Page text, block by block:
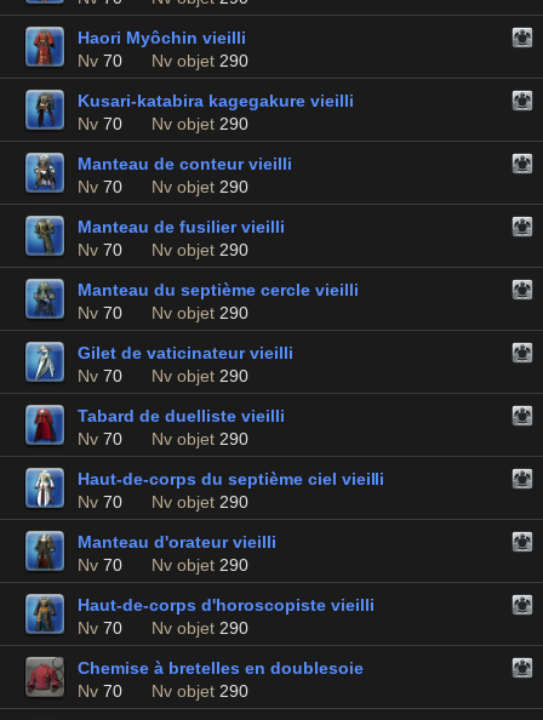
Haori Myôchin vieilli
Nv 70 Nv objet 290
Kusari-katabira kagegakure vieilli
Nv 70 Nv objet 290
Manteau de conteur vieilli
Nv 70 Nv objet 290
Manteau de fusilier vieilli
Nv 70 Nv objet 290
Manteau du septième cercle vieilli
Nv 70 Nv objet 290
Gilet de vaticinateur vieilli
Nv 70 Nv objet 290
Tabard de duelliste vieilli
Nv 70 Nv objet 290
Haut-de-corps du septième ciel vieilli
Nv 70 Nv objet 290
Manteau d'orateur vieilli
Nv 70 Nv objet 290
Haut-de-corps d'horoscopiste vieilli
Nv 70 Nv objet 290
Chemise à bretelles en doublesoie
Nv 70 Nv objet 290